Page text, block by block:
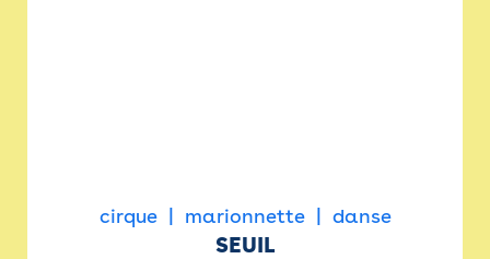
cirque marionnette danse
SEUIL